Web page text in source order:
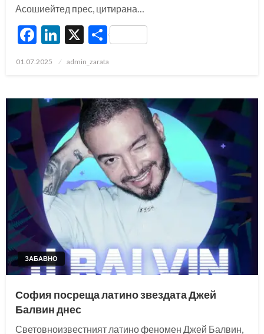
Асошиейтед прес, цитирана…
Facebook
LinkedIn
X Share
Posted
01.07.2025 admin_zarata
ЗАБАВНО
София посреща латино звездата Джей
Балвин днес
Световноизвестният латино феномен Джей Балвин,